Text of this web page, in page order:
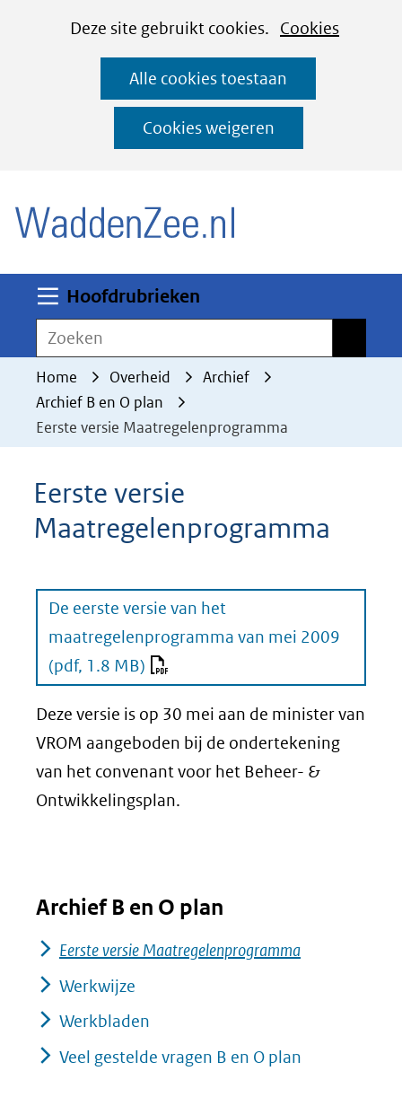
CookiesDeze site gebruikt cookies. Cookies
deze
worden
toegestaan
geweigerd.
Alle cookies toestaan
Cookies weigeren
Ga
naar
de
inhoud
Hoofdrubrieken
Zoeken
Home Overheid
Archief
Archief B en O plan
Eerste versie Maatregelenprogramma
Eerste versie
Maatregelenprogramma
De eerste versie van het
maatregelenprogramma van mei 2009
(pdf, 1.8 MB)
Deze versie is op 30 mei aan de minister van
VROM aangeboden bij de ondertekening
van het convenant voor het Beheer- &
Ontwikkelingsplan.
Archief B en O plan
Eerste versie Maatregelenprogramma
Werkwijze
Werkbladen
Veel gestelde vragen B en O plan